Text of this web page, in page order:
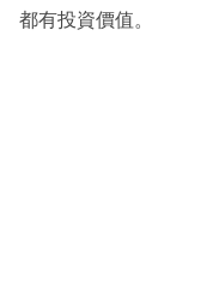
都有投資價值。